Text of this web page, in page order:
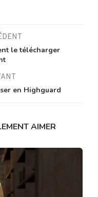
le télécharger
en Highguard
AIMER